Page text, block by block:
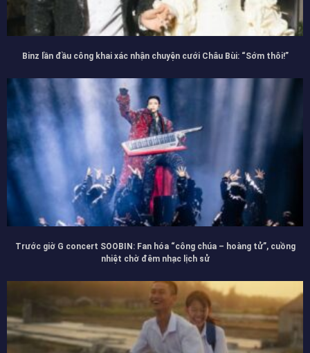
Binz lần đầu công khai xác nhận chuyện cưới Châu Bùi: “Sớm thôi!”
Trước giờ G concert SOOBIN: Fan hóa “công chúa – hoàng tử”, cuồng
nhiệt chờ đêm nhạc lịch sử